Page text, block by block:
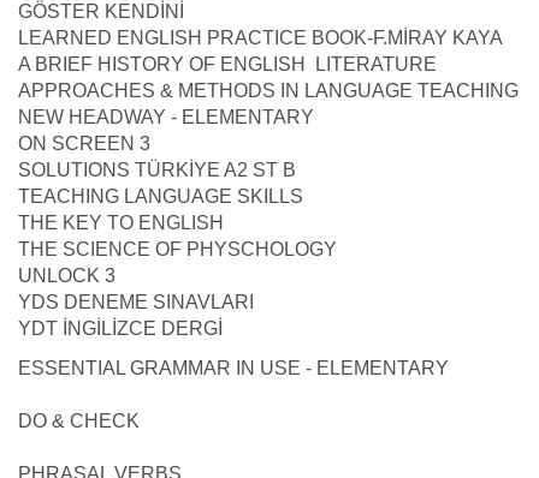
GÖSTER KENDİNİ
LEARNED ENGLISH PRACTICE BOOK-F.MİRAY KAYA
A BRIEF HISTORY OF ENGLISH LITERATURE
APPROACHES & METHODS IN LANGUAGE TEACHING
NEW HEADWAY - ELEMENTARY
ON SCREEN 3
SOLUTIONS TÜRKİYE A2 ST B
TEACHING LANGUAGE SKILLS
THE KEY TO ENGLISH
THE SCIENCE OF PHYSCHOLOGY
UNLOCK 3
YDS DENEME SINAVLARI
YDT İNGİLİZCE DERGİ
ESSENTIAL GRAMMAR IN USE - ELEMENTARY
DO & CHECK